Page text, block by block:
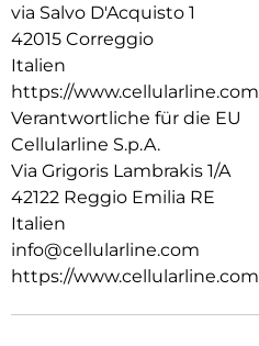
via Salvo D'Acquisto 1
42015 Correggio
Italien
https://www.cellularline.com
Verantwortliche für die EU
Cellularline S.p.A.
Via Grigoris Lambrakis 1/A
42122 Reggio Emilia RE
Italien
info@cellularline.com
https://www.cellularline.com